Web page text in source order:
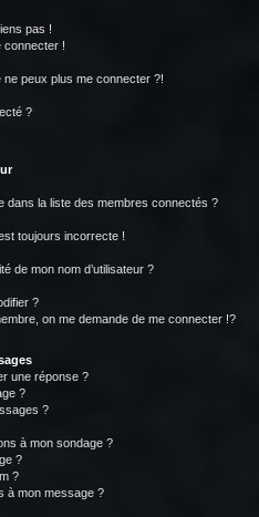
pas !
connecter !
peux plus me connecter ?!
?
dans la liste des membres connectés ?
toujours incorrecte !
de mon nom d’utilisateur ?
?
on me demande de me connecter !?
une réponse ?
?
?
à mon sondage ?
?
?
à mon message ?